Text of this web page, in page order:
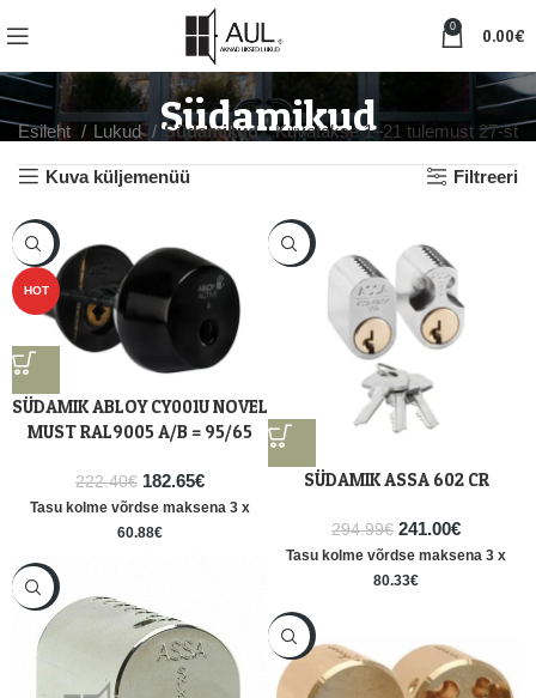
0 0.00€
Südamikud
Esileht Lukud Südamikud Kuvatakse 1–21 tulemust 27-st
Kuva küljemenüü Filtreeri
-18%
HOT
SÜDAMIK ABLOY CY001U NOVEL
MUST RAL9005 A/B = 95/65
222.40€ 182.65€
Tasu kolme võrdse maksena 3 x
60.88€
-18%
SÜDAMIK ASSA 602 CR
294.99€ 241.00€
Tasu kolme võrdse maksena 3 x
80.33€
-33%
-20%